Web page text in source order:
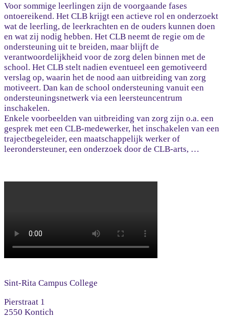
Voor sommige leerlingen zijn de voorgaande fases
ontoereikend. Het CLB krijgt een actieve rol en onderzoekt
wat de leerling, de leerkrachten en de ouders kunnen doen
en wat zij nodig hebben. Het CLB neemt de regie om de
ondersteuning uit te breiden, maar blijft de
verantwoordelijkheid voor de zorg delen binnen met de
school. Het CLB stelt nadien eventueel een gemotiveerd
verslag op, waarin het de nood aan uitbreiding van zorg
motiveert. Dan kan de school ondersteuning vanuit een
ondersteuningsnetwerk via een leersteuncentrum
inschakelen.
Enkele voorbeelden van uitbreiding van zorg zijn o.a. een
gesprek met een CLB-medewerker, het inschakelen van een
trajectbegeleider, een maatschappelijk werker of
leerondersteuner, een onderzoek door de CLB-arts, …
Sint-Rita Campus College
Pierstraat 1
2550 Kontich